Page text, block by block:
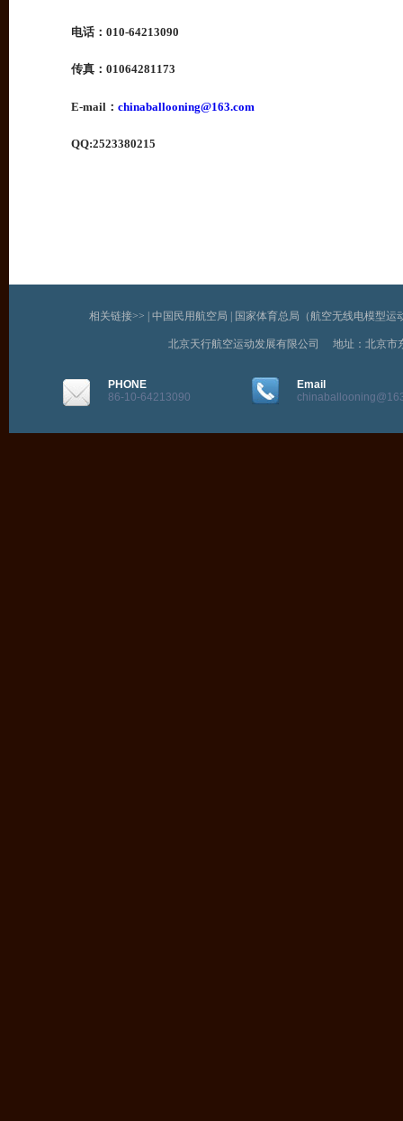
电话：010-64213090
传真：01064281173
E-mail： chinaballooning@163.com
QQ:2523380215
相关链接>> | 中国民用航空局 国家体育总局（航空无线电模型运
北京天行航空运动发展有限公司 地址：北京
PHONE
86-10-64213090
Email